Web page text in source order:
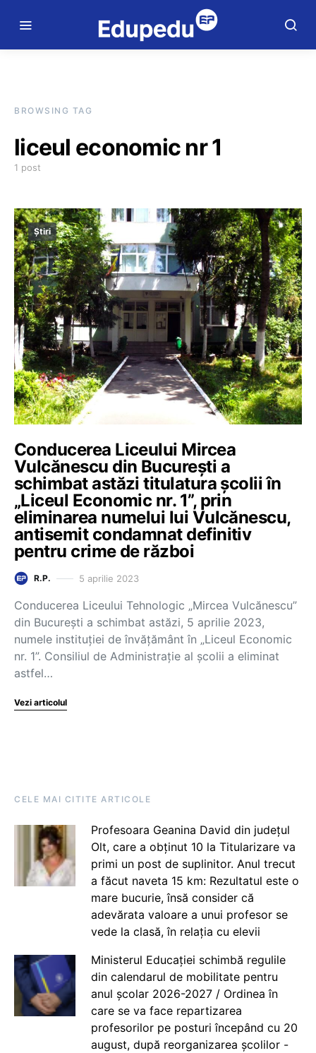
BROWSING TAG
liceul economic nr 1
1 post
Știri
Conducerea Liceului Mircea
Vulcănescu din București a
schimbat astăzi titulatura școlii în
„Liceul Economic nr. 1”, prin
eliminarea numelui lui Vulcănescu,
antisemit condamnat definitiv
pentru crime de război
R.P. 5 aprilie 2023
Conducerea Liceului Tehnologic „Mircea Vulcănescu”
din București a schimbat astăzi, 5 aprilie 2023,
numele instituției de învățământ în „Liceul Economic
nr. 1”. Consiliul de Administrație al școlii a eliminat
astfel…
Vezi articolul
CELE MAI CITITE ARTICOLE
Profesoara Geanina David din județul
Olt, care a obținut 10 la Titularizare va
primi un post de suplinitor. Anul trecut
a făcut naveta 15 km: Rezultatul este o
mare bucurie, însă consider că
adevărata valoare a unui profesor se
vede la clasă, în relația cu elevii
Ministerul Educației schimbă regulile
din calendarul de mobilitate pentru
anul școlar 2026-2027 / Ordinea în
care se va face repartizarea
profesorilor pe posturi începând cu 20
august, după reorganizarea școlilor -